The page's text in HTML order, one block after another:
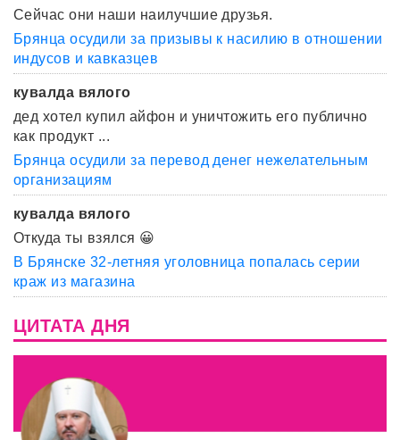
Сейчас они наши наилучшие друзья.
Брянца осудили за призывы к насилию в отношении
индусов и кавказцев
кувалда вялого
дед хотел купил айфон и уничтожить его публично
как продукт ...
Брянца осудили за перевод денег нежелательным
организациям
кувалда вялого
Откуда ты взялся 😀
В Брянске 32-летняя уголовница попалась серии
краж из магазина
ЦИТАТА ДНЯ